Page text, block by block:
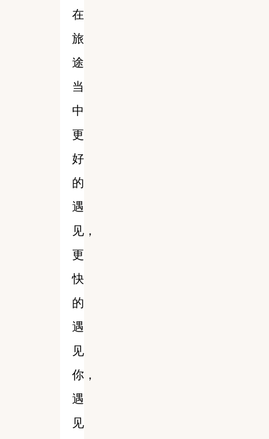
在
旅
途
当
中
更
好
的
遇
见，
更
快
的
遇
见
你，
遇
见